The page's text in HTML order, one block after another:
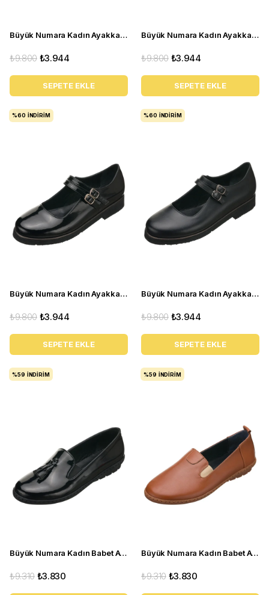
Büyük Numara Kadın Ayakkabı Babet MYG2002 siyah R
₺3.944
₺9.800
SEPETE EKLE
Büyük Numara Kadın Ayakkabı Babet MYG2002 siyah D
₺3.944
₺9.800
SEPETE EKLE
Büyük Numara Kadın Ayakkabı Babet MYG0403 siyah R
₺3.944
₺9.800
SEPETE EKLE
%60 İNDIRIM
Büyük Numara Kadın Ayakkabı Babet MYG0403 siyah D
₺3.944
₺9.800
SEPETE EKLE
%60 İNDIRIM
Büyük Numara Kadın Babet Ayakkabı R8210- Siyah Rugan
₺3.830
₺9.310
%59 İNDIRIM
Büyük Numara Kadın Babet Ayakkabı PR4411 Taba
₺3.830
₺9.310
%59 İNDIRIM